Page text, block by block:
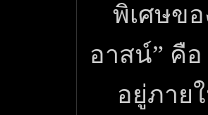
พิเศษข
อาสน์” คื
อยู่ภาย